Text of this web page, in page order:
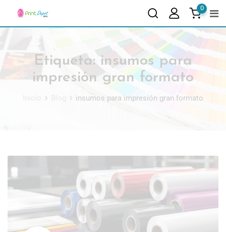
0
Etiqueta: insumos para
impresión gran formato
insumos para impresión gran formato